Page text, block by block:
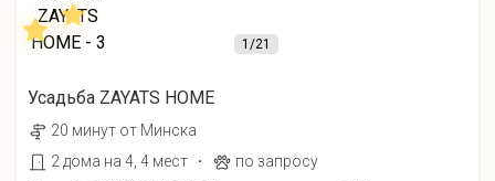
1/21
Усадьба ZAYATS HOME
20 минут от Минска
2 дома на 4, 4 мест
·
по запросу